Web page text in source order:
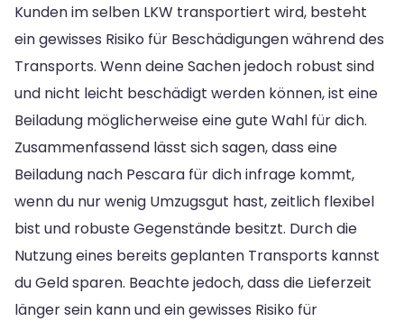
Kunden im selben LKW transportiert wird, besteht
ein gewisses Risiko für Beschädigungen während des
Transports. Wenn deine Sachen jedoch robust sind
und nicht leicht beschädigt werden können, ist eine
Beiladung möglicherweise eine gute Wahl für dich.
Zusammenfassend lässt sich sagen, dass eine
Beiladung nach Pescara für dich infrage kommt,
wenn du nur wenig Umzugsgut hast, zeitlich flexibel
bist und robuste Gegenstände besitzt. Durch die
Nutzung eines bereits geplanten Transports kannst
du Geld sparen. Beachte jedoch, dass die Lieferzeit
länger sein kann und ein gewisses Risiko für